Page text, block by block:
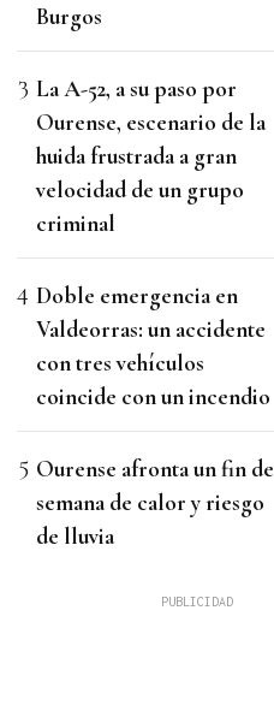
Burgos
La A-52, a su paso por
Ourense, escenario de la
huida frustrada a gran
velocidad de un grupo
criminal
Doble emergencia en
Valdeorras: un accidente
con tres vehículos
coincide con un incendio
Ourense afronta un fin de
semana de calor y riesgo
de lluvia